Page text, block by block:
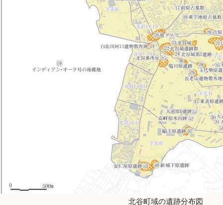
北谷町域の遺跡分布図